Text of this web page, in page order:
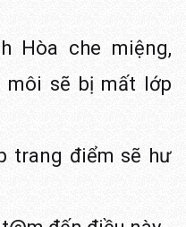
Hòa che miệng,
môi sẽ bị mất lớp
trang điểm sẽ hư